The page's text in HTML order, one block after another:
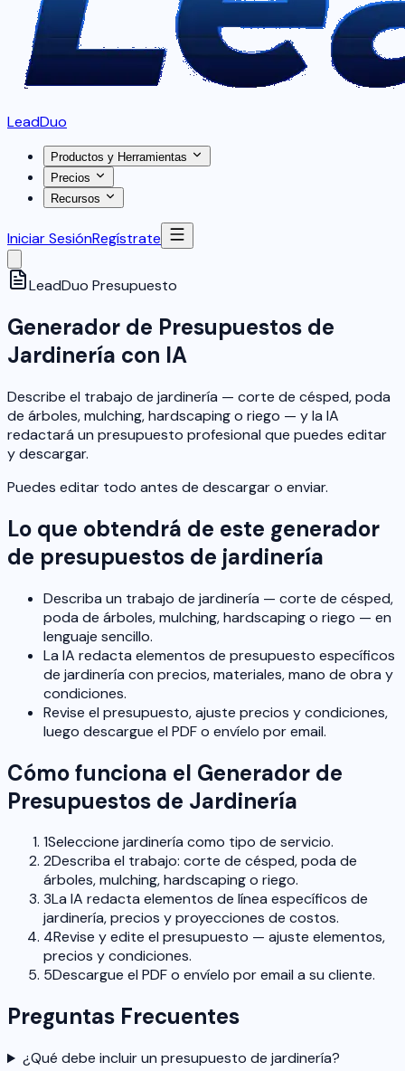
LeadDuo
Productos y Herramientas
Precios
Recursos
Iniciar SesiónRegístrate
LeadDuo Presupuesto
Generador de Presupuestos de
Jardinería con IA
Describe el trabajo de jardinería — corte de césped, poda
de árboles, mulching, hardscaping o riego — y la IA
redactará un presupuesto profesional que puedes editar
y descargar.
Puedes editar todo antes de descargar o enviar.
Lo que obtendrá de este generador
de presupuestos de jardinería
Describa un trabajo de jardinería — corte de césped,
poda de árboles, mulching, hardscaping o riego — en
lenguaje sencillo.
La IA redacta elementos de presupuesto específicos
de jardinería con precios, materiales, mano de obra y
condiciones.
Revise el presupuesto, ajuste precios y condiciones,
luego descargue el PDF o envíelo por email.
Cómo funciona el Generador de
Presupuestos de Jardinería
1Seleccione jardinería como tipo de servicio.
2Describa el trabajo: corte de césped, poda de
árboles, mulching, hardscaping o riego.
3La IA redacta elementos de línea específicos de
jardinería, precios y proyecciones de costos.
4Revise y edite el presupuesto — ajuste elementos,
precios y condiciones.
5Descargue el PDF o envíelo por email a su cliente.
Preguntas Frecuentes
¿Qué debe incluir un presupuesto de jardinería?